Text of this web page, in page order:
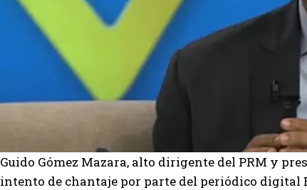
Guido Gómez Mazara, alto dirigente del PRM y
intento de chantaje por parte del periódico digital